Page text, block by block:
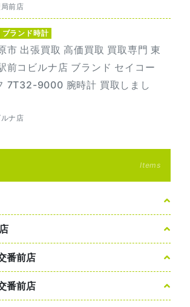
前店
ブランド時計
市 出張買取 高価買取 買取専門 東
前コビルナ店 ブランド セイコー
7T32-9000 腕時計 買取しまし
ナ店
Items
番前店
番前店